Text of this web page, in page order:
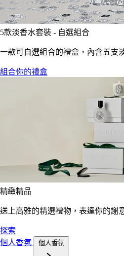
5款淡香水套裝 - 自選組合
一款可自選組合的禮盒，內含五支
組合你的禮盒
精緻精品
送上高雅的精選禮物，表達你的謝
探索
個人香氛
個人香氛